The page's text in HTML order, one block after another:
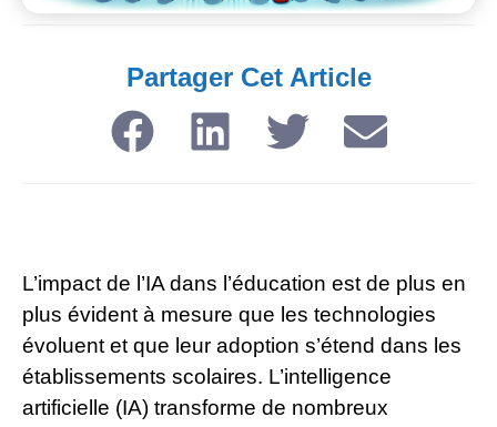
Partager Cet Article​
L’impact de l’IA dans l’éducation est de plus en
plus évident à mesure que les technologies
évoluent et que leur adoption s’étend dans les
établissements scolaires. L’intelligence
artificielle (IA) transforme de nombreux